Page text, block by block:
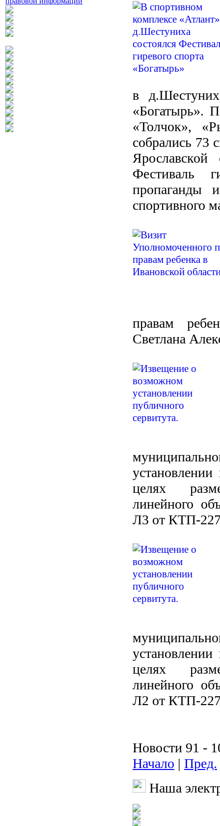
в
«Богатырь».
«Толчок»,
собрались 73
Фестиваль
пропаганды
спортивного
правам
Светлана
целях
линейного
Л3 от КТП-
целях
линейного
Л2 от КТП-
Новости 91 -
Начало | Пред.
Наша